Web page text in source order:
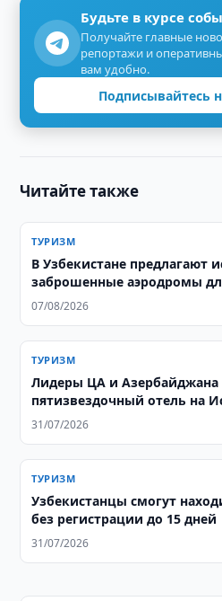
Будьте в курсе
Получайте главные
репортажи и
вам удобно.
Подписывайтесь
Читайте также
ТУРИЗМ
В Узбекистане предлагают
заброшенные аэродромы
07/08/2026
ТУРИЗМ
Лидеры ЦА и
пятизвездочный отель на
31/07/2026
ТУРИЗМ
Узбекистанцы смогут
без регистрации до 15 дней
31/07/2026